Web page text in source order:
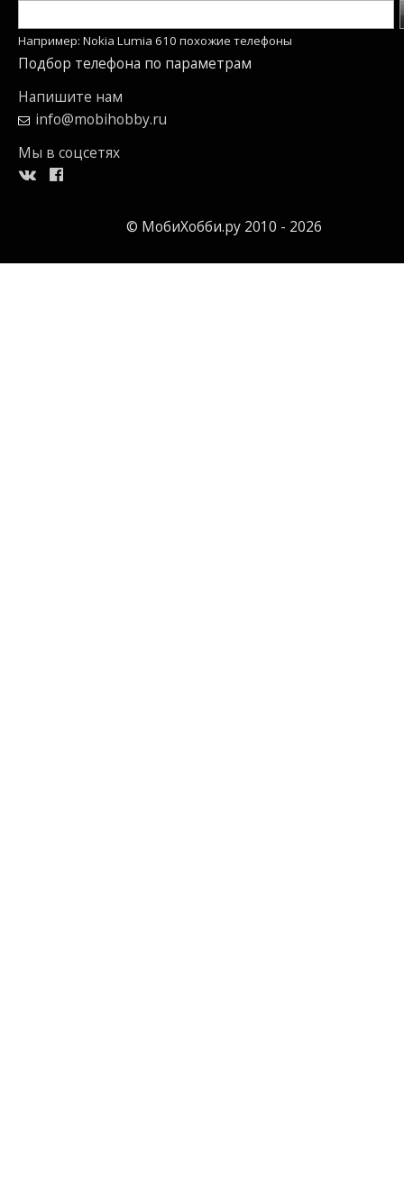
Например: Nokia Lumia 610 похожие телефоны
Подбор телефона по параметрам
Напишите нам
info@mobihobby.ru
Мы в соцсетях
© МобиХобби.ру 2010 - 2026